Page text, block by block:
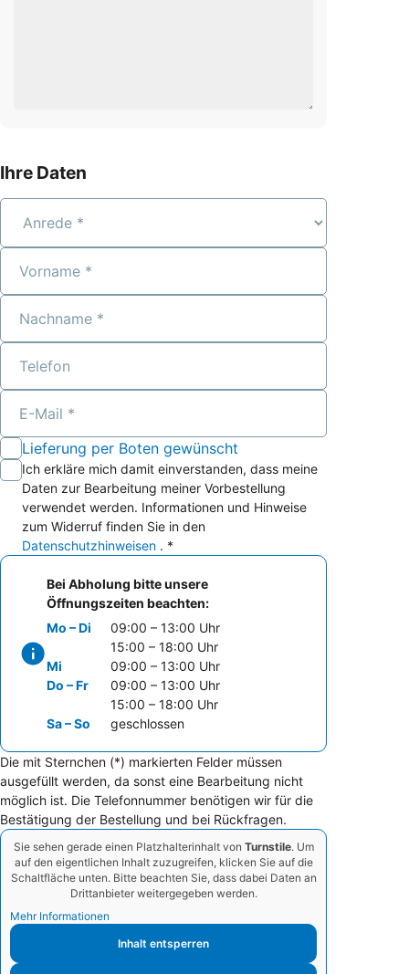
Ihre Daten
Anrede
Vorname
Nachname
Telefon
E-Mail
Lieferung per Boten gewünscht
Ich erkläre mich damit einverstanden, dass meine
Daten zur Bearbeitung meiner Vorbestellung
verwendet werden. Informationen und Hinweise
zum Widerruf finden Sie in den
Datenschutzhinweisen . *
Bei Abholung bitte unsere
Öffnungszeiten beachten:
Mo – Di
09:00 – 13:00 Uhr
15:00 – 18:00 Uhr
Mi
09:00 – 13:00 Uhr
Do – Fr
09:00 – 13:00 Uhr
15:00 – 18:00 Uhr
Sa – So
geschlossen
Die mit Sternchen (*) markierten Felder müssen
ausgefüllt werden, da sonst eine Bearbeitung nicht
möglich ist. Die Telefonnummer benötigen wir für die
Bestätigung der Bestellung und bei Rückfragen.
Sie sehen gerade einen Platzhalterinhalt von Turnstile. Um
auf den eigentlichen Inhalt zuzugreifen, klicken Sie auf die
Schaltfläche unten. Bitte beachten Sie, dass dabei Daten an
Drittanbieter weitergegeben werden.
Mehr Informationen
Inhalt entsperren